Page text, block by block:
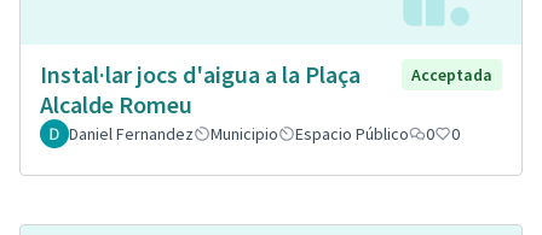
Instal·lar jocs d'aigua a la Plaça
Alcalde Romeu
Acceptada
Daniel Fernandez Municipio Espacio Público 0 0